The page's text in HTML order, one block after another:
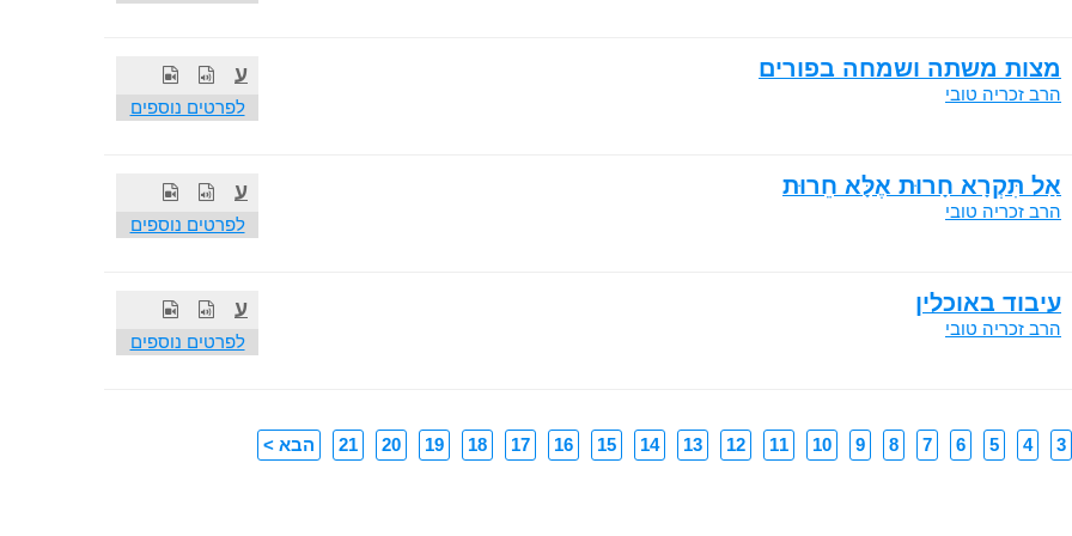
ע
לפרטים נוספים
מצות משתה ושמחה בפורים
הרב זכריה טובי
ע
לפרטים נוספים
אַל תִּקְרָא חָרוּת אֶלָּא חֵרוּת
הרב זכריה טובי
ע
לפרטים נוספים
עיבוד באוכלין
הרב זכריה טובי
3
4
5
6
7
8
9
10
11
12
13
14
15
16
17
18
19
20
21 הבא >